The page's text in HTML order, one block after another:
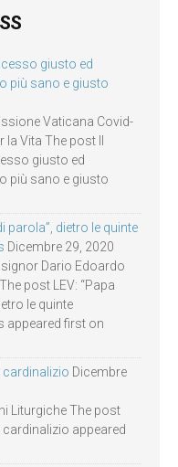
giusto ed
più sano e giusto
Vaticana Covid-
Vita The post Il
giusto ed
più sano e giusto
parola”, dietro le quinte
Dicembre 29, 2020
Dario Edoardo
post LEV: “Papa
le quinte
appeared first on
cardinalizio Dicembre
Liturgiche The post
appeared